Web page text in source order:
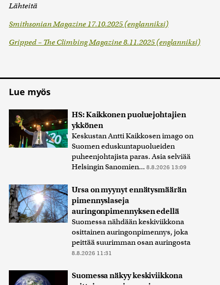
Lähteitä
Smithsonian Magazine 17.10.2025 (englanniksi)
Gripped – The Climbing Magazine 8.11.2025 (englanniksi)
Lue myös
HS: Kaikkonen puoluejohtajien
ykkönen
Keskustan Antti Kaikkosen imago on
Suomen eduskuntapuolueiden
puheenjohtajista paras. Asia selviää
Helsingin Sanomien... 8.8.2026 13:09
Ursa on myynyt ennätysmäärän
pimennyslaseja
auringonpimennyksen edellä
Suomessa nähdään keskiviikkona
osittainen auringonpimennys, joka
peittää suurimman osan auringosta
8.8.2026 11:31
Suomessa näkyy keskiviikkona